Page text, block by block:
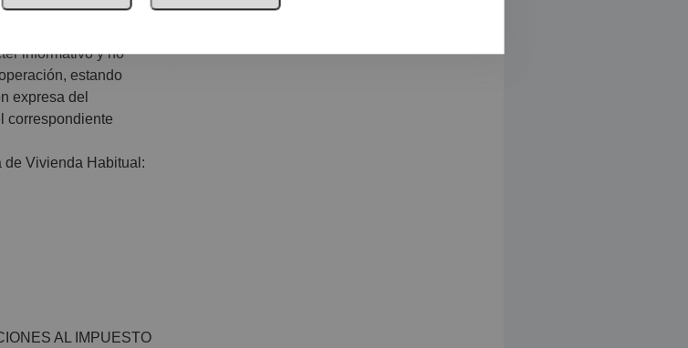
en contrario.
informativo y no
estando
expresa del
correspondiente
de Vivienda Habitual:
AL IMPUESTO